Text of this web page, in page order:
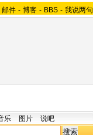
邮件 - 博客 - BBS - 我说两句
乐 图片 说吧